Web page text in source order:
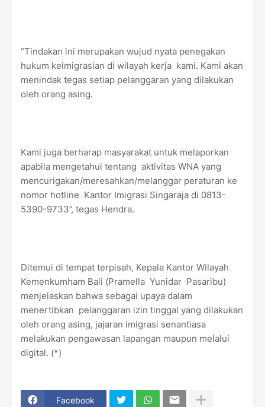
“Tindakan ini merupakan wujud nyata penegakan
hukum keimigrasian di wilayah kerja kami. Kami akan
menindak tegas setiap pelanggaran yang dilakukan
oleh orang asing.
Kami juga berharap masyarakat untuk melaporkan
apabila mengetahui tentang aktivitas WNA yang
mencurigakan/meresahkan/melanggar peraturan ke
nomor hotline Kantor Imigrasi Singaraja di 0813-
5390-9733”, tegas Hendra.
Ditemui di tempat terpisah, Kepala Kantor Wilayah
Kemenkumham Bali (Pramella Yunidar Pasaribu)
menjelaskan bahwa sebagai upaya dalam
menertibkan pelanggaran izin tinggal yang dilakukan
oleh orang asing, jajaran imigrasi senantiasa
melakukan pengawasan lapangan maupun melalui
digital. (*)
Facebook